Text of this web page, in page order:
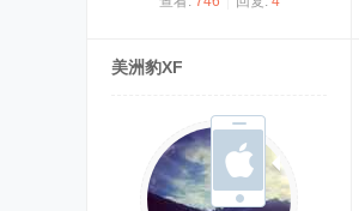
美洲豹XF